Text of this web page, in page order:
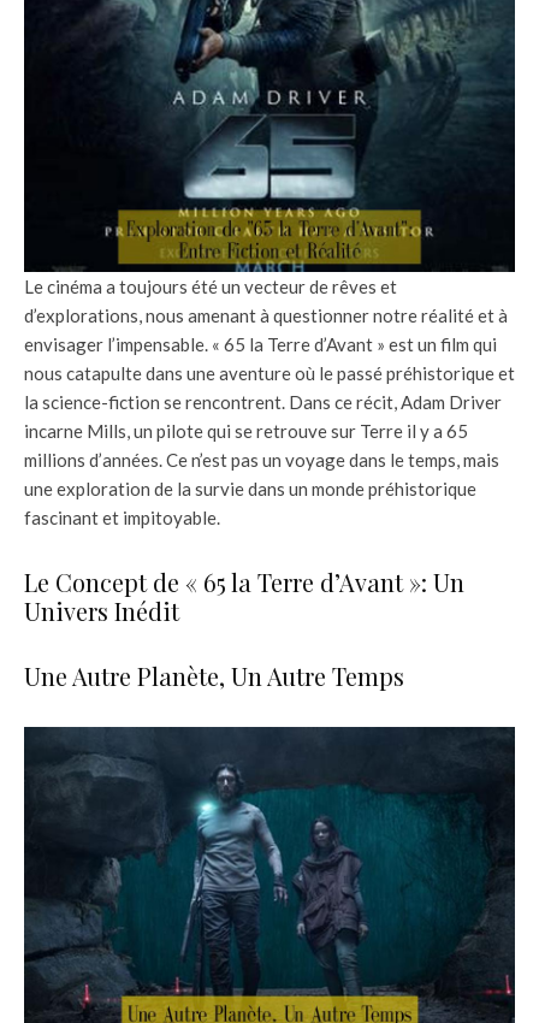
Le cinéma a toujours été un vecteur de rêves et
d’explorations, nous amenant à questionner notre réalité et à
envisager l’impensable. « 65 la Terre d’Avant » est un film qui
nous catapulte dans une aventure où le passé préhistorique et
la science-fiction se rencontrent. Dans ce récit, Adam Driver
incarne Mills, un pilote qui se retrouve sur Terre il y a 65
millions d’années. Ce n’est pas un voyage dans le temps, mais
une exploration de la survie dans un monde préhistorique
fascinant et impitoyable.
Le Concept de « 65 la Terre d’Avant »: Un
Univers Inédit
Une Autre Planète, Un Autre Temps